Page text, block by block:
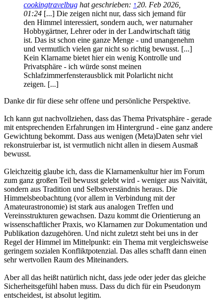
cookingtravelbug hat geschrieben: ↑20. Feb 2026,
01:24 [...] Die zeigen nicht nur, dass sich jemand für
den Himmel interessiert, sondern auch, wer naturnaher
Hobbygärtner, Lehrer oder in der Landwirtschaft tätig
ist. Das ist schon eine ganze Menge - und unangenehm
und vermutlich vielen gar nicht so richtig bewusst. [...]
Kein Klarname bietet hier ein wenig Kontrolle und
Privatsphäre - ich würde sonst meinen
Schlafzimmerfensterausblick mit Polarlicht nicht
zeigen. [...]
Danke dir für diese sehr offene und persönliche Perspektive.
Ich kann gut nachvollziehen, dass das Thema Privatsphäre - gerade
mit entsprechenden Erfahrungen im Hintergrund - eine ganz andere
Gewichtung bekommt. Dass aus wenigen (Meta)Daten sehr viel
rekonstruierbar ist, ist vermutlich nicht allen in diesem Ausmaß
bewusst.
Gleichzeitig glaube ich, dass die Klarnamenkultur hier im Forum
zum ganz großen Teil bewusst gelebt wird - weniger aus Naivität,
sondern aus Tradition und Selbstverständnis heraus. Die
Himmelsbeobachtung (vor allem in Verbindung mit der
Amateurastronomie) ist stark aus analogen Treffen und
Vereinsstrukturen gewachsen. Dazu kommt die Orientierung an
wissenschaftlicher Praxis, wo Klarnamen zur Dokumentation und
Publikation dazugehören. Und nicht zuletzt steht bei uns in der
Regel der Himmel im Mittelpunkt: ein Thema mit vergleichsweise
geringem sozialen Konfliktpotenzial. Das alles schafft dann einen
sehr wertvollen Raum des Miteinanders.
Aber all das heißt natürlich nicht, dass jede oder jeder das gleiche
Sicherheitsgefühl haben muss. Dass du dich für ein Pseudonym
entscheidest, ist absolut legitim.